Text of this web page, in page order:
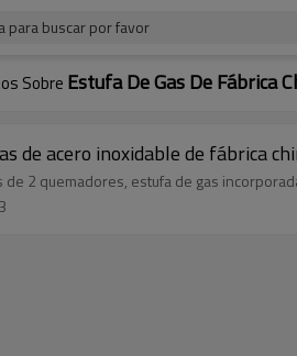
para buscar por favor
Sobre Estufa De Gas De Fábrica
de acero inoxidable de fábrica
de 2 quemadores, estufa de gas